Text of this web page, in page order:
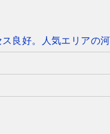
良好。人気エリアの